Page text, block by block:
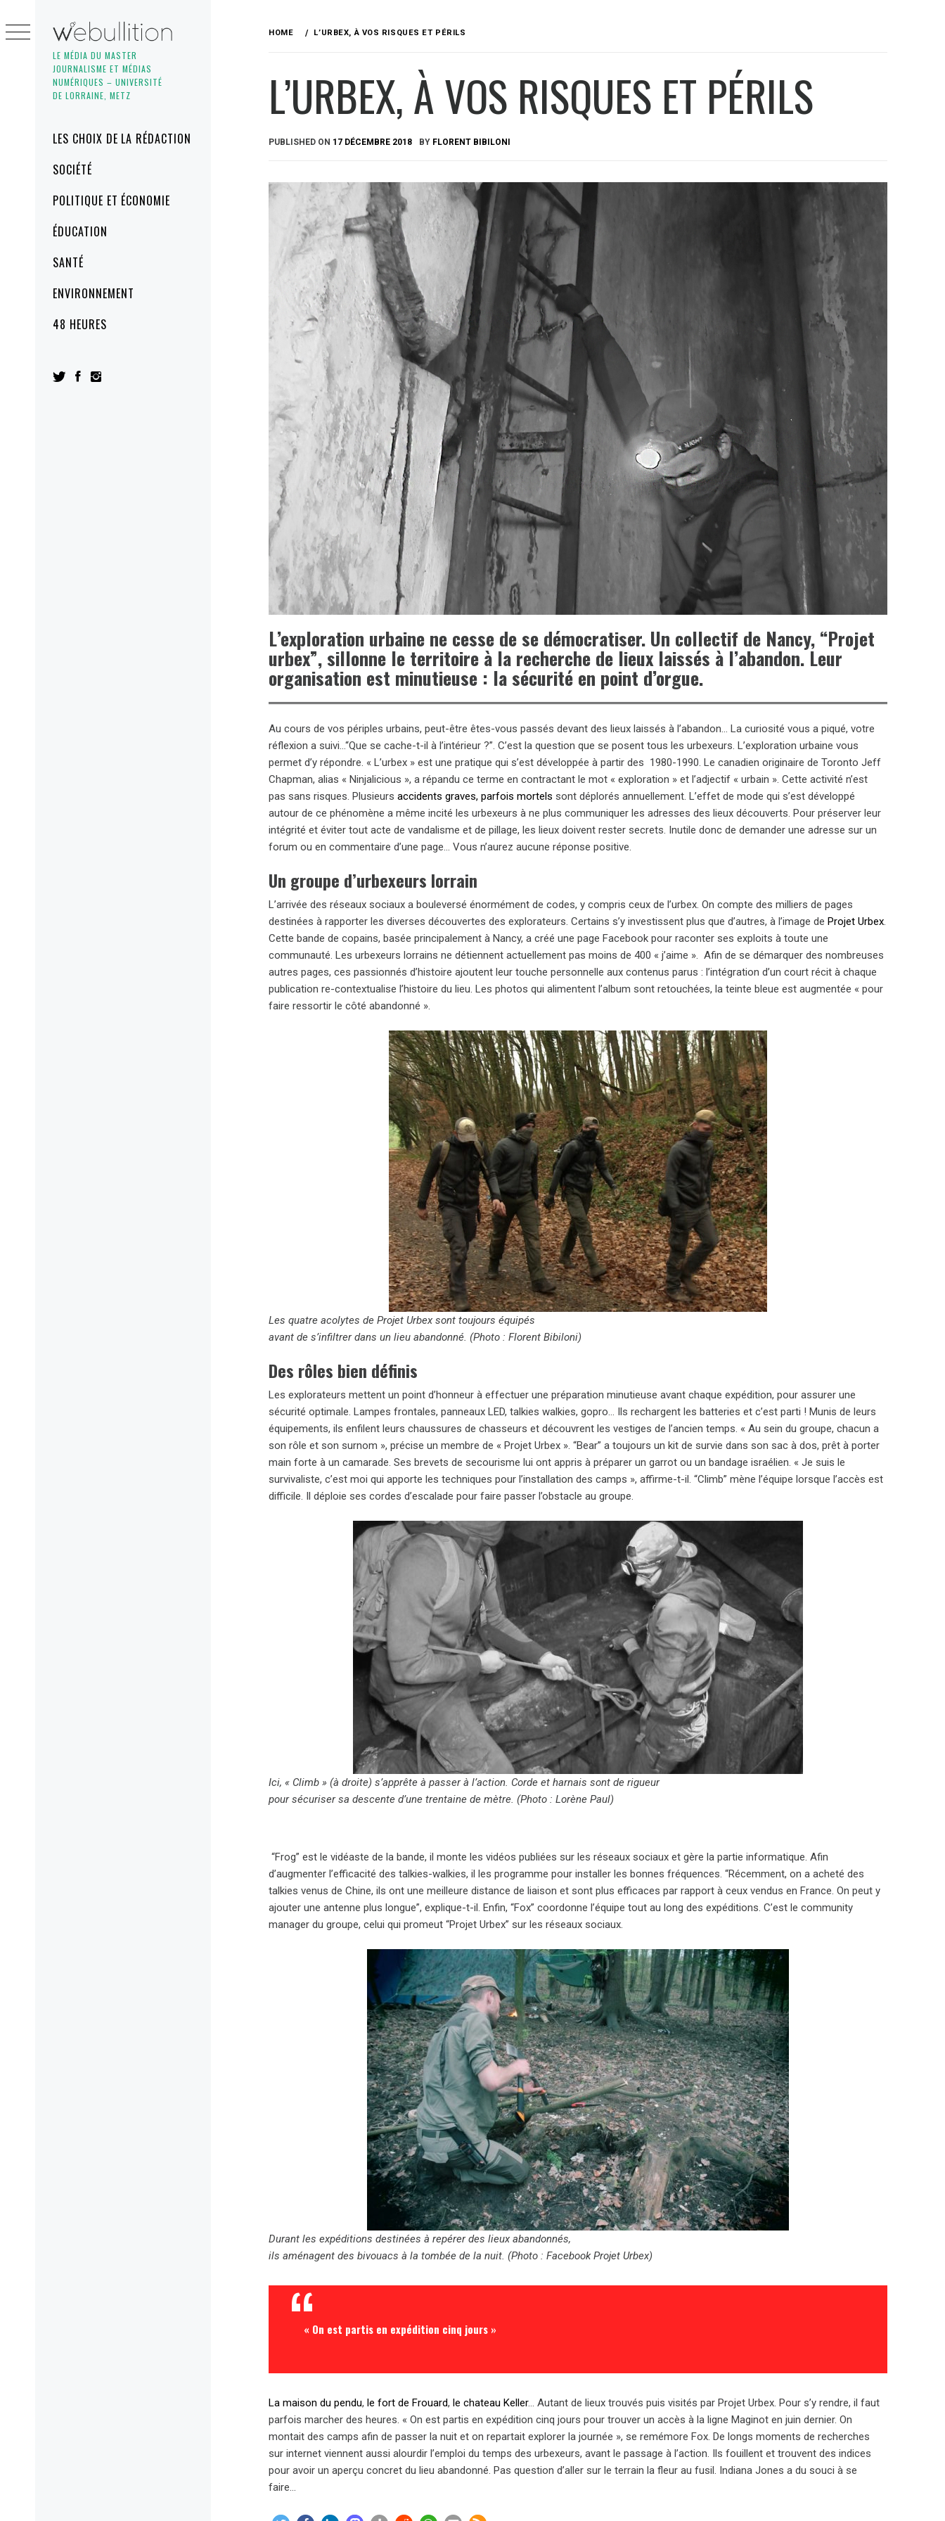
LE MÉDIA DU MASTER
JOURNALISME ET MÉDIAS
NUMÉRIQUES – UNIVERSITÉ
DE LORRAINE, METZ
MenuLES CHOIX DE LA RÉDACTION
SOCIÉTÉ
POLITIQUE ET ÉCONOMIE
ÉDUCATION
SANTÉ
ENVIRONNEMENT
48 HEURES
to
content
HOME L’URBEX, À VOS RISQUES ET PÉRILS
L’URBEX, À VOS RISQUES ET PÉRILS
PUBLISHED ON 17 DÉCEMBRE 2018 BY FLORENT BIBILONI
L’exploration urbaine ne cesse de se démocratiser. Un collectif de Nancy, “Projet
urbex”, sillonne le territoire à la recherche de lieux laissés à l’abandon. Leur
organisation est minutieuse : la sécurité en point d’orgue.
Au cours de vos périples urbains, peut-être êtes-vous passés devant des lieux laissés à l’abandon… La curiosité vous a piqué, votre
réflexion a suivi…“Que se cache-t-il à l’intérieur ?”. C’est la question que se posent tous les urbexeurs. L’exploration urbaine vous
permet d’y répondre. « L’urbex » est une pratique qui s’est développée à partir des 1980-1990. Le canadien originaire de Toronto Jeff
Chapman, alias « Ninjalicious », a répandu ce terme en contractant le mot « exploration » et l’adjectif « urbain ». Cette activité n’est
pas sans risques. Plusieursaccidents graves, parfois mortels sont déplorés annuellement. L’effet de mode qui s’est développé
autour de ce phénomène a même incité les urbexeurs à ne plus communiquer les adresses des lieux découverts. Pour préserver leur
intégrité et éviter tout acte de vandalisme et de pillage, les lieux doivent rester secrets. Inutile donc de demander une adresse sur un
forum ou en commentaire d’une page… Vous n’aurez aucune réponse positive.
Un groupe d’urbexeurs lorrain
L’arrivée des réseaux sociaux a bouleversé énormément de codes, y compris ceux de l’urbex. On compte des milliers de pages
destinées à rapporter les diverses découvertes des explorateurs. Certains s’y investissent plus que d’autres, à l’image deProjet Urbex.
Cette bande de copains, basée principalement à Nancy, a créé une page Facebook pour raconter ses exploits à toute une
communauté. Les urbexeurs lorrains ne détiennent actuellement pas moins de 400 « j’aime ». Afin de se démarquer des nombreuses
autres pages, ces passionnés d’histoire ajoutent leur touche personnelle aux contenus parus : l’intégration d’un court récit à chaque
publication re-contextualise l’histoire du lieu. Les photos qui alimentent l’album sont retouchées, la teinte bleue est augmentée « pour
faire ressortir le côté abandonné ».
Les quatre acolytes de Projet Urbex sont toujours équipés
avant de s’infiltrer dans un lieu abandonné. (Photo : Florent Bibiloni)
Des rôles bien définis
Les explorateurs mettent un point d’honneur à effectuer une préparation minutieuse avant chaque expédition, pour assurer une
sécurité optimale. Lampes frontales, panneaux LED, talkies walkies, gopro… Ils rechargent les batteries et c’est parti ! Munis de leurs
équipements, ils enfilent leurs chaussures de chasseurs et découvrent les vestiges de l’ancien temps. « Au sein du groupe, chacun a
son rôle et son surnom », précise un membre de « Projet Urbex ». “Bear” a toujours un kit de survie dans son sac à dos, prêt à porter
main forte à un camarade. Ses brevets de secourisme lui ont appris à préparer un garrot ou un bandage israélien. « Je suis le
survivaliste, c’est moi qui apporte les techniques pour l’installation des camps », affirme-t-il. “Climb” mène l’équipe lorsque l’accès est
difficile. Il déploie ses cordes d’escalade pour faire passer l’obstacle au groupe.
Ici, « Climb » (à droite) s’apprête à passer à l’action. Corde et harnais sont de rigueur
pour sécuriser sa descente d’une trentaine de mètre. (Photo : Lorène Paul)
“Frog” est le vidéaste de la bande, il monte les vidéos publiées sur les réseaux sociaux et gère la partie informatique. Afin
d’augmenter l’efficacité des talkies-walkies, il les programme pour installer les bonnes fréquences. “Récemment, on a acheté des
talkies venus de Chine, ils ont une meilleure distance de liaison et sont plus efficaces par rapport à ceux vendus en France. On peut y
ajouter une antenne plus longue”, explique-t-il. Enfin, “Fox” coordonne l’équipe tout au long des expéditions. C’est le community
manager du groupe, celui qui promeut “Projet Urbex” sur les réseaux sociaux.
Durant les expéditions destinées à repérer des lieux abandonnés,
ils aménagent des bivouacs à la tombée de la nuit. (Photo : Facebook Projet Urbex)
« On est partis en expédition cinq jours »
La maison du pendu,le fort de Frouard,le chateau Keller… Autant de lieux trouvés puis visités par Projet Urbex. Pour s’y rendre, il faut
parfois marcher des heures. « On est partis en expédition cinq jours pour trouver un accès à la ligne Maginot en juin dernier. On
montait des camps afin de passer la nuit et on repartait explorer la journée », se remémore Fox. De longs moments de recherches
sur internet viennent aussi alourdir l’emploi du temps des urbexeurs, avant le passage à l’action. Ils fouillent et trouvent des indices
pour avoir un aperçu concret du lieu abandonné. Pas question d’aller sur le terrain la fleur au fusil. Indiana Jones a du souci à se
faire…